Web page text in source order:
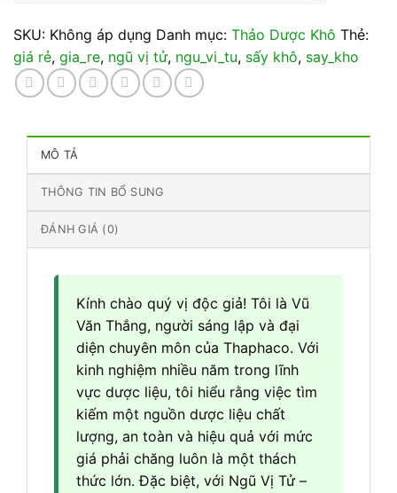
SKU: Không áp dụng Danh mục: Thảo Dược Khô Thẻ:
giá rẻ, gia_re, ngũ vị tử, ngu_vi_tu, sấy khô, say_kho
MÔ TẢ
THÔNG TIN BỔ SUNG
ĐÁNH GIÁ (0)
Kính chào quý vị độc giả! Tôi là Vũ
Văn Thắng, người sáng lập và đại
diện chuyên môn của Thaphaco. Với
kinh nghiệm nhiều năm trong lĩnh
vực dược liệu, tôi hiểu rằng việc tìm
kiếm một nguồn dược liệu chất
lượng, an toàn và hiệu quả với mức
giá phải chăng luôn là một thách
thức lớn. Đặc biệt, với Ngũ Vị Tử –